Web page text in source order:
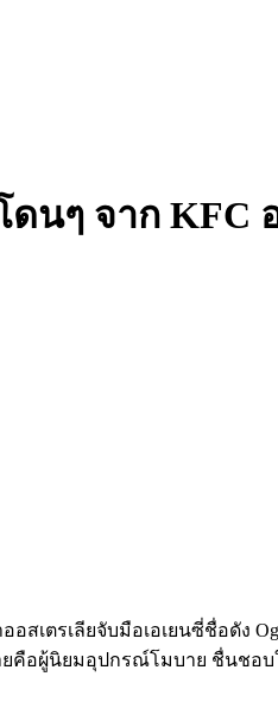
นๆ จาก KFC
สเตรเลียจับมือเอเยนซี่ชื่อดัง
ยคือผู้นิยมอุปกรณ์โมบาย ชื่นช